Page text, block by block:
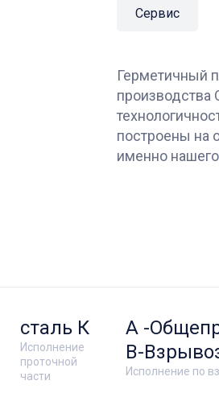
Сервис
Герметичный
производства
построены на
именно
Исполнение
проточной
части
сталь К
Исполнение по
А -
В-